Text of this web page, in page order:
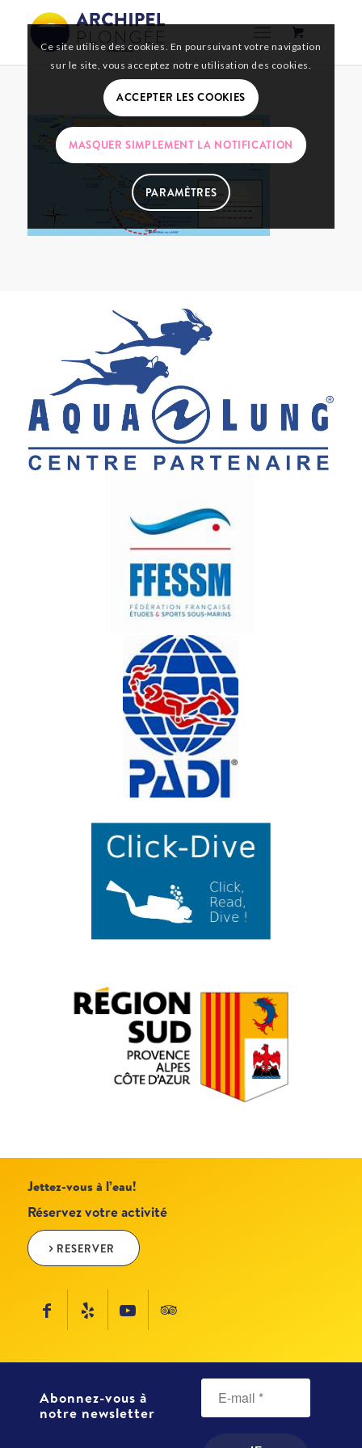
Jettez-vous à l’eau!
Réservez votre activité
RESERVER
Abonnez-vous à
notre newsletter
Ce site utilise des cookies. En poursuivant votre navigation
sur le site, vous acceptez notre utilisation des cookies.
ACCEPTER LES COOKIES
MASQUER SIMPLEMENT LA NOTIFICATION
PARAMÈTRES